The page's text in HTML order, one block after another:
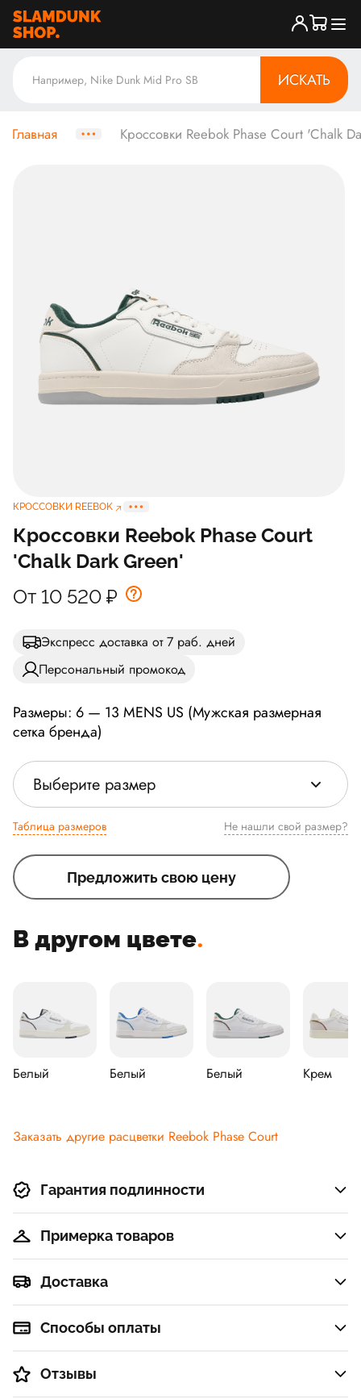
ИСКАТЬ
Главная Кроссовки Reebok Phase Court 'Chalk
КРОССОВКИ REEBOK
Кроссовки Reebok Phase Court
'Chalk Dark Green'
От 10 520 ₽
Экспресс доставка от 7 раб. дней
Персональный промокод
Размеры: 6 — 13 MENS US (Мужская размерная
сетка бренда)
Выберите размер
Таблица размеров Не нашли свой размер?
Предложить свою цену
В другом цвете.
Белый Белый Белый Крем
Заказать другие расцветки Reebok Phase Court
Гарантия подлинности
Примерка товаров
Доставка
Способы оплаты
Отзывы